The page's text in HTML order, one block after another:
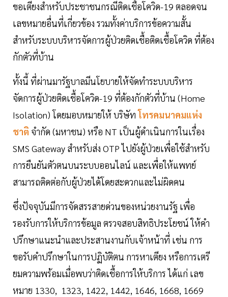
ขอเตียงสำหรับประชาชนกรณีติดเชื้อโควิด-19 ตลอดจน
เลขหมายอื่นที่เกี่ยวข้อง รวมทั้งค่าบริการข้อความสั้น
สำหรับระบบบริหารจัดการผู้ป่วยติดเชื้อติดเชื้อโควิด ที่ต้อง
กักตัวที่บ้าน
ทั้งนี้ ที่ผ่านมารัฐบาลมีนโยบายให้จัดทำระบบบริหาร
จัดการผู้ป่วยติดเชื้อโควิด-19 ที่ต้องกักตัวที่บ้าน (Home
Isolation) โดยมอบหมายให้ บริษัทโทรคมนาคมแห่ง
ชาติ จำกัด (มหาชน) หรือ NT เป็นผู้ดำเนินการในเรื่อง
SMS Gateway สำหรับส่ง OTP ไปยังผู้ป่วยเพื่อใช้สำหรับ
การยืนยันตัวตนบนระบบออนไลน์ และเพื่อให้แพทย์
สามารถติดต่อกับผู้ป่วยได้โดยสะดวกและไม่ผิดคน
ซึ่งปัจจุบันมีการจัดสรรสายด่วนของหน่วยงานรัฐ เพื่อ
รองรับการให้บริการข้อมูล ตรวจสอบสิทธิประโยชน์ ให้คำ
ปรึกษาแนะนำและประสานงานกับเจ้าหน้าที่ เช่น การ
ขอรับคำปรึกษาในการปฏิบัติตน การหาเตียง หรือการเตรี
ยมความพร้อมเมื่อพบว่าติดเชื้อการให้บริการ ได้แก่ เลข
หมาย 1330, 1323, 1422, 1442, 1646, 1668, 1669